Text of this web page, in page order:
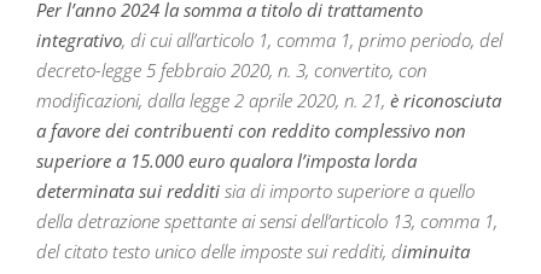
Per l’anno 2024 la somma a titolo di trattamento
integrativo, di cui all’articolo 1, comma 1, primo periodo, del
decreto-legge 5 febbraio 2020, n. 3, convertito, con
modificazioni, dalla legge 2 aprile 2020, n. 21, è riconosciuta
a favore dei contribuenti con reddito complessivo non
superiore a 15.000 euro qualora l’imposta lorda
determinata sui redditi sia di importo superiore a quello
della detrazione spettante ai sensi dell’articolo 13, comma 1,
del citato testo unico delle imposte sui redditi, diminuita